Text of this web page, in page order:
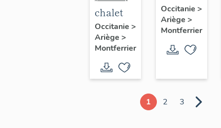
chalet
Occitanie >
Ariège >
Montferrier
le
Cristal
Occitanie >
Ariège >
Montferrier
1 2 3